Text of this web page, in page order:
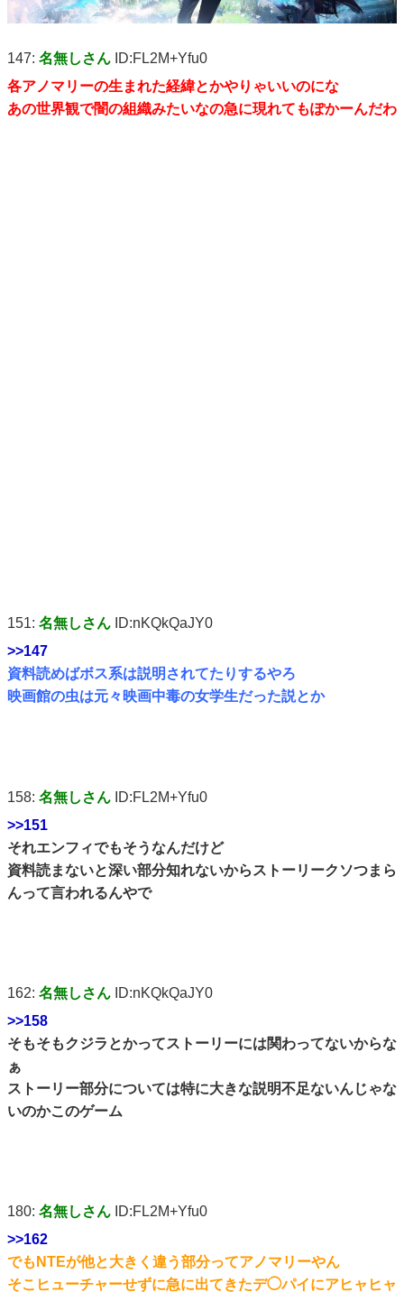
147: 名無しさん ID:FL2M+Yfu0
各アノマリーの生まれた経緯とかやりゃいいのにな
あの世界観で闇の組織みたいなの急に現れてもぽかーんだわ
151: 名無しさん ID:nKQkQaJY0
>>147
資料読めばボス系は説明されてたりするやろ
映画館の虫は元々映画中毒の女学生だった説とか
158: 名無しさん ID:FL2M+Yfu0
>>151
それエンフィでもそうなんだけど
資料読まないと深い部分知れないからストーリークソつまら
んって言われるんやで
162: 名無しさん ID:nKQkQaJY0
>>158
そもそもクジラとかってストーリーには関わってないからな
ぁ
ストーリー部分については特に大きな説明不足ないんじゃな
いのかこのゲーム
180: 名無しさん ID:FL2M+Yfu0
>>162
でもNTEが他と大きく違う部分ってアノマリーやん
そこヒューチャーせずに急に出てきたデ◯パイにアヒャヒャ